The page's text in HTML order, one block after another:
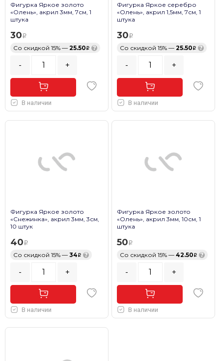
Фигурка Яркое золото
«Олень», акрил 3мм, 7см, 1
штука
30
Со скидкой 15% — 25.50 ?
- +
В наличии
Фигурка Яркое серебро
«Олень», акрил 1,5мм, 7см, 1
штука
30
Со скидкой 15% — 25.50 ?
- +
В наличии
Фигурка Яркое золото
«Снежинка», акрил 3мм, 3см,
10 штук
40
Со скидкой 15% — 34 ?
- +
В наличии
Фигурка Яркое золото
«Олень», акрил 3мм, 10см, 1
штука
50
Со скидкой 15% — 42.50 ?
- +
В наличии